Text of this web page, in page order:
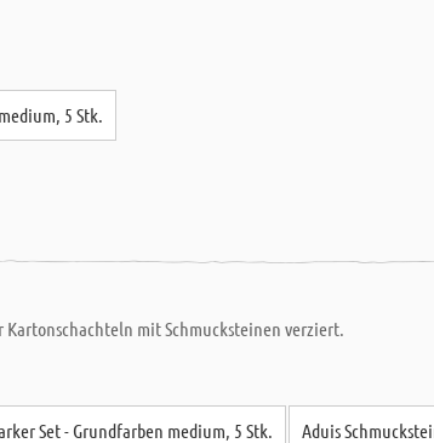
5 Stk.
mit Schmucksteinen verziert.
Set - Grundfarben medium, 5 Stk. Aduis